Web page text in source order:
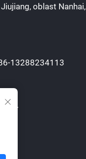
oblast Nanhai,
13288234113